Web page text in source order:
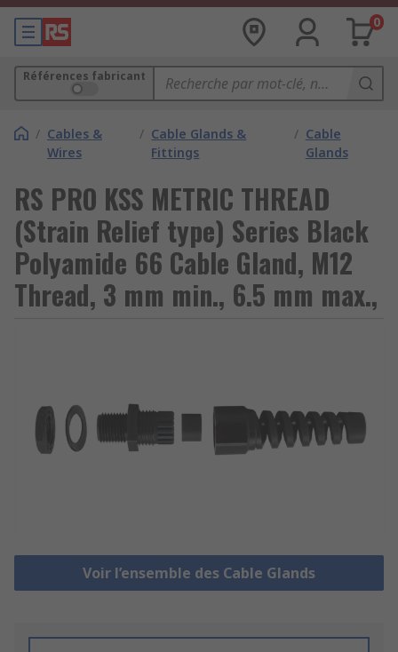
0
Références fabricant
/ Cables &
Wires
/ Cable Glands &
Fittings
/ Cable
Glands
RS PRO KSS METRIC THREAD
(Strain Relief type) Series Black
Polyamide 66 Cable Gland, M12
Thread, 3 mm min., 6.5 mm max.,
Voir l’ensemble des Cable Glands